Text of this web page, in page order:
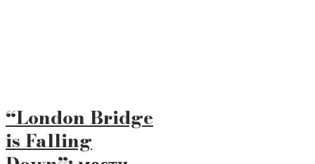
“London Bridge
is Falling